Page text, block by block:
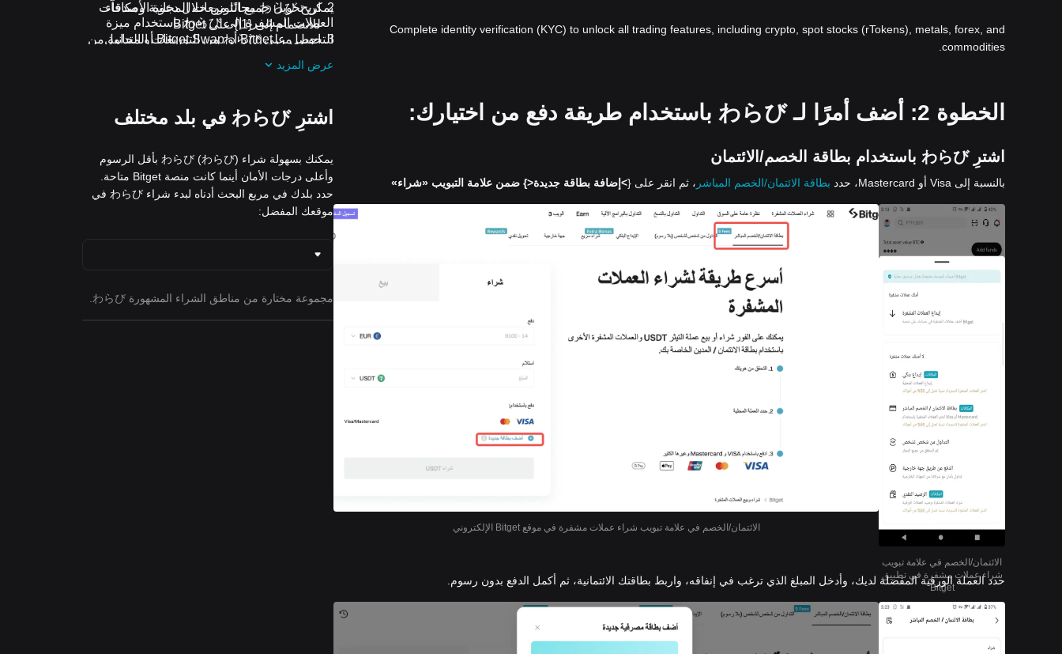
Complete identity verification (KYC) to unlock all trading features, including crypto, spot stocks (rTokens), metals, forex, and
commodities.
الخطوة 2: أضف أمرًا لـ わらび باستخدام طريقة دفع من اختيارك:
اشترِ わらび باستخدام بطاقة الخصم/الائتمان
بالنسبة إلى Visa أو Mastercard، حدد بطاقة الائتمان/الخصم المباشر ، ثم انقر على {>إضافة بطاقة جديدة<} ضمن علامة التبويب «شراء»
الائتمان/الخصم في علامة تبويب
شراء عملات مشفرة في تطبيق
Bitget
الائتمان/الخصم في علامة تبويب شراء عملات مشفرة في موقع Bitget الإلكتروني
حدد العملة الورقية المفضلة لديك، وأدخل المبلغ الذي ترغب في إنفاقه، واربط بطاقتك الائتمانية، ثم أكمل الدفع بدون رسوم.
اربح わらび مجانًا من خلال دعوة الأصدقاء
للانضمام إلى {1\} على Bitget
احصل على わらび من التوزيعات المجانية من
الترويجية المستمرة
يمكن تحويل جميع التوزيعات المجانية ومكافآت
العملات المشفرة إلى わらび باستخدام ميزة
التحويل من Bitget أو Bitget Swap أو التداول
عرض المزيد
اشترِ わらび في بلد مختلف
يمكنك بسهولة شراء わらび (わらび) بأقل الرسوم
وأعلى درجات الأمان أينما كانت منصة Bitget متاحة.
حدد بلدك في مربع البحث أدناه لبدء شراء わらび في
موقعك المفضل:
مجموعة مختارة من مناطق الشراء المشهورة わらび.